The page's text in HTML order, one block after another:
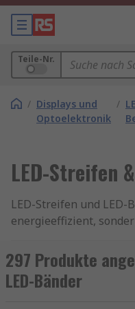
Teile-Nr.
/ Displays und
Optoelektronik
/
LED-Streifen
LED-Streifen und
energieeffizient,
oder Geschäft
Stimmungen zu
Beleuchtungslösungen
297 Produkte
LED-Bänder